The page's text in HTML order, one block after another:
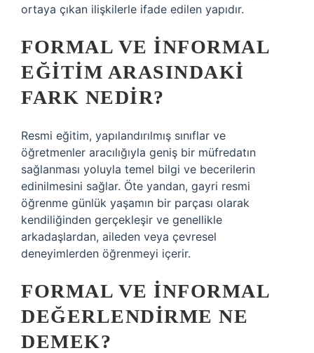
ortaya çıkan ilişkilerle ifade edilen yapıdır.
FORMAL VE INFORMAL
EĞITIM ARASINDAKI
FARK NEDIR?
Resmi eğitim, yapılandırılmış sınıflar ve
öğretmenler aracılığıyla geniş bir müfredatın
sağlanması yoluyla temel bilgi ve becerilerin
edinilmesini sağlar. Öte yandan, gayri resmi
öğrenme günlük yaşamın bir parçası olarak
kendiliğinden gerçekleşir ve genellikle
arkadaşlardan, aileden veya çevresel
deneyimlerden öğrenmeyi içerir.
FORMAL VE INFORMAL
DEĞERLENDIRME NE
DEMEK?